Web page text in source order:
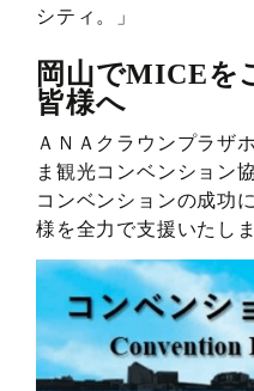
シティ。」
岡山でMICEを
皆様へ
ＡＮＡクラウンプラザ
ま観光コンベンション
コンベンションの成功
様を全力で支援いたしま